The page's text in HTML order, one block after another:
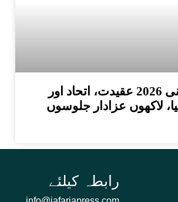
پاکستان بھر میں اربعین حسینی 2026 عقیدت، اتحاد اور
لاکھوں عزادار جلوسوں